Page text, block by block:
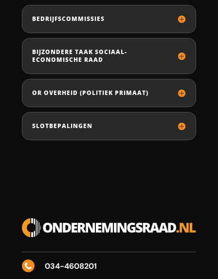
BEDRIJFSCOMMISSIES
BIJZONDERE TAAK SOCIAAL-
ECONOMISCHE RAAD
OR OVERHEID (POLITIEK PRIMAAT)
SLOTBEPALINGEN
 034-4608201